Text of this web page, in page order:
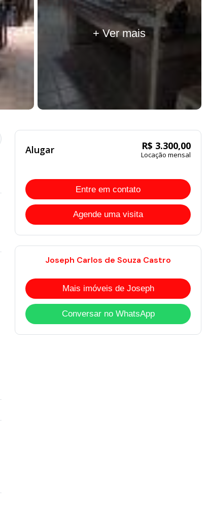
+ Ver mais
Alugar R$ 3.300,00
Locação mensal
Entre em contato
Agende uma visita
Joseph Carlos de Souza Castro
Mais imóveis de Joseph
Conversar no WhatsApp